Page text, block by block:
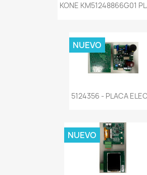
KONE KM51248866G01
5124356 - PLACA
NUEVO
NUEVO